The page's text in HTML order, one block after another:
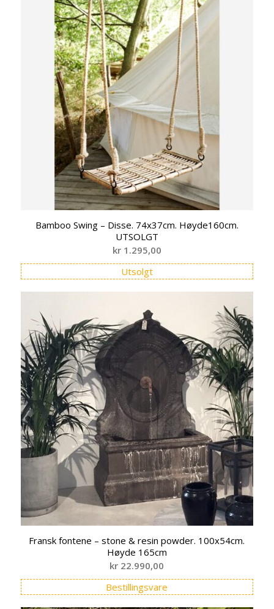
Bamboo Swing – Disse. 74x37cm. Høyde160cm.
UTSOLGT
kr1.295,00
Utsolgt
Fransk fontene – stone & resin powder. 100x54cm.
Høyde 165cm
kr 22.990,00
Bestillingsvare